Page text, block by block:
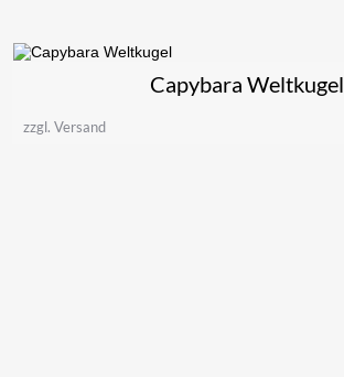
Capybara Weltkugel
zzgl. Versand